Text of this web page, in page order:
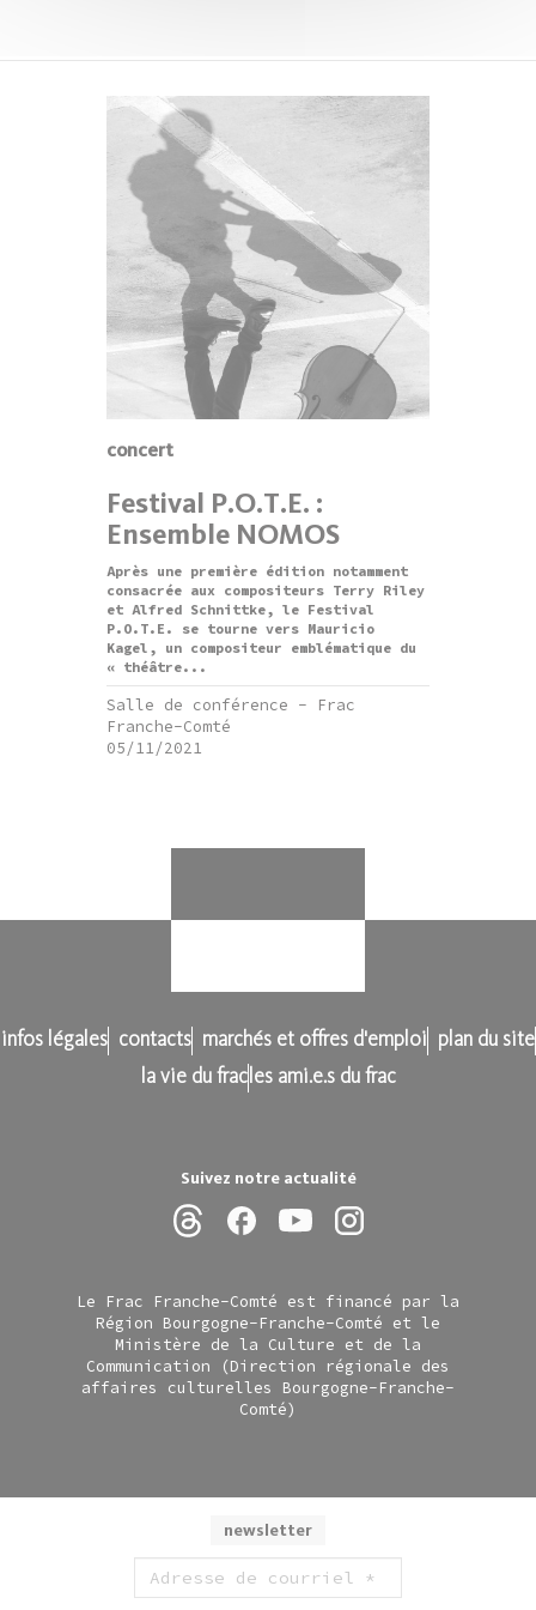
Suivez notre actualité
newsletter
concert
Festival P.O.T.E. :
Ensemble NOMOS
Après une première édition notamment
consacrée aux compositeurs Terry Riley
et Alfred Schnittke, le Festival
P.O.T.E. se tourne vers Mauricio
Kagel, un compositeur emblématique du
« théâtre...
Salle de conférence - Frac
Franche-Comté
05/11/2021
infos légales contacts marchés et offres d'emploi
plan du site
la vie du frac les ami.e.s du frac
Le Frac Franche-Comté est financé par la
Région Bourgogne-Franche-Comté et le
Ministère de la Culture et de la
Communication (Direction régionale des
affaires culturelles Bourgogne-Franche-
Comté)